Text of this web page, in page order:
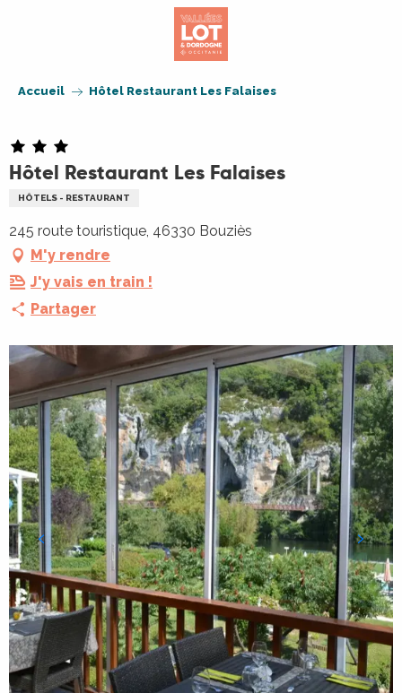
Accueil Hôtel Restaurant Les Falaises
Hôtel Restaurant Les Falaises
HÔTELS - RESTAURANT
245 route touristique, 46330 Bouziès
M'y rendre
J'y vais en train !
Partager